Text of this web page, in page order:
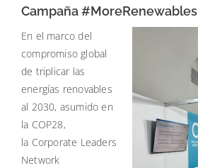
Campaña #MoreRenewables
En el marco del
compromiso global
de triplicar las
energías renovables
al 2030, asumido en
la COP28,
la Corporate Leaders
Network